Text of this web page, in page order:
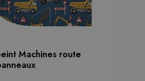
Machines route